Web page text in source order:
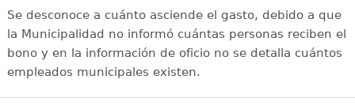
Se desconoce a cuánto asciende el gasto, debido a que
la Municipalidad no informó cuántas personas reciben el
bono y en la información de oficio no se detalla cuántos
empleados municipales existen.